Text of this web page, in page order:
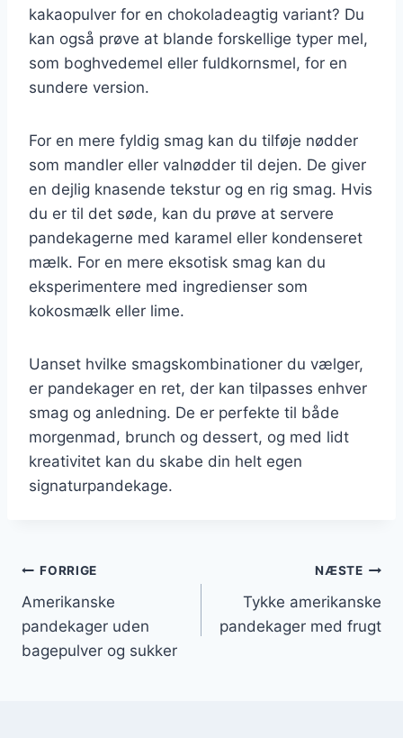
kakaopulver for en chokoladeagtig variant? Du
kan også prøve at blande forskellige typer mel,
som boghvedemel eller fuldkornsmel, for en
sundere version.
For en mere fyldig smag kan du tilføje nødder
som mandler eller valnødder til dejen. De giver
en dejlig knasende tekstur og en rig smag. Hvis
du er til det søde, kan du prøve at servere
pandekagerne med karamel eller kondenseret
mælk. For en mere eksotisk smag kan du
eksperimentere med ingredienser som
kokosmælk eller lime.
Uanset hvilke smagskombinationer du vælger,
er pandekager en ret, der kan tilpasses enhver
smag og anledning. De er perfekte til både
morgenmad, brunch og dessert, og med lidt
kreativitet kan du skabe din helt egen
signaturpandekage.
Indlægsnavigation
FORRIGE
Amerikanske
pandekager uden
bagepulver og sukker
NÆSTE
Tykke amerikanske
pandekager med frugt